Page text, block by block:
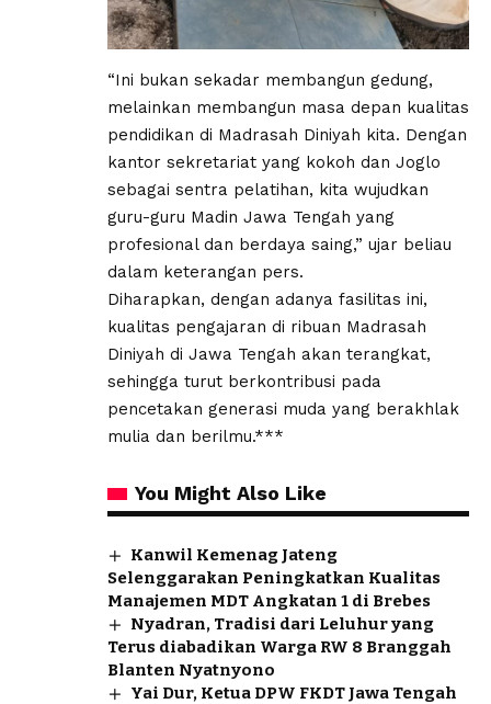
“Ini bukan sekadar membangun gedung,
melainkan membangun masa depan kualitas
pendidikan di Madrasah Diniyah kita. Dengan
kantor sekretariat yang kokoh dan Joglo
sebagai sentra pelatihan, kita wujudkan
guru-guru Madin Jawa Tengah yang
profesional dan berdaya saing,” ujar beliau
dalam keterangan pers.
Diharapkan, dengan adanya fasilitas ini,
kualitas pengajaran di ribuan Madrasah
Diniyah di Jawa Tengah akan terangkat,
sehingga turut berkontribusi pada
pencetakan generasi muda yang berakhlak
mulia dan berilmu.***
You Might Also Like
Kanwil Kemenag Jateng
Selenggarakan Peningkatkan Kualitas
Manajemen MDT Angkatan 1 di Brebes
Nyadran, Tradisi dari Leluhur yang
Terus diabadikan Warga RW 8 Branggah
Blanten Nyatnyono
Yai Dur, Ketua DPW FKDT Jawa Tengah